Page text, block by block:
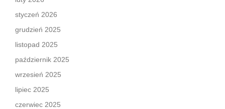
styczeń 2026
grudzień 2025
listopad 2025
październik 2025
wrzesień 2025
lipiec 2025
czerwiec 2025